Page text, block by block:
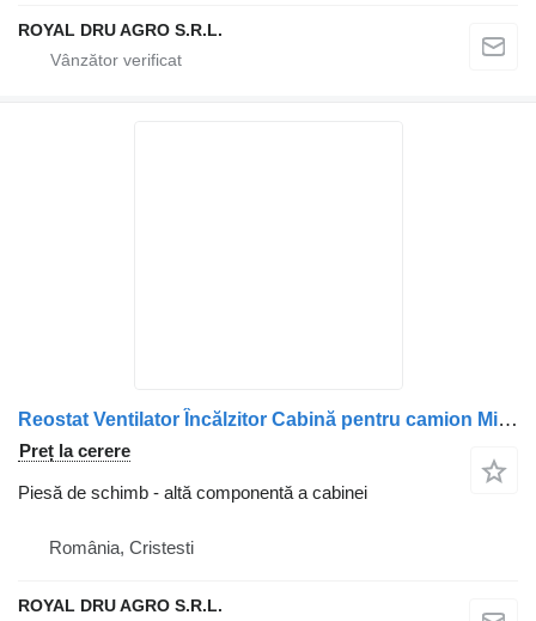
ROYAL DRU AGRO S.R.L.
Reostat Ventilator Încălzitor Cabină pentru camion Mitsubishi MK583340
Preț la cerere
Piesă de schimb - altă componentă a cabinei
România, Cristesti
ROYAL DRU AGRO S.R.L.